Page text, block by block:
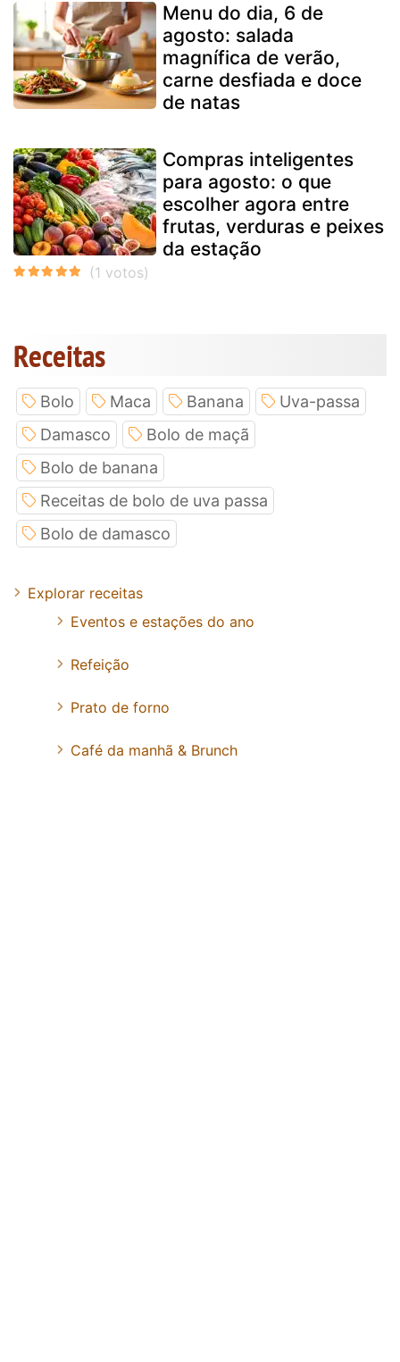
Menu do dia, 6 de
agosto: salada
magnífica de verão,
carne desfiada e doce
de natas
Compras inteligentes
para agosto: o que
escolher agora entre
frutas, verduras e peixes
da estação
Receitas
Bolo Maca Banana
Uva-passa
Damasco
Bolo de maçã
Bolo de banana
Receitas de bolo de uva passa
Bolo de damasco
Explorar receitas
Eventos e estações do ano
Refeição
Prato de forno
Café da manhã & Brunch